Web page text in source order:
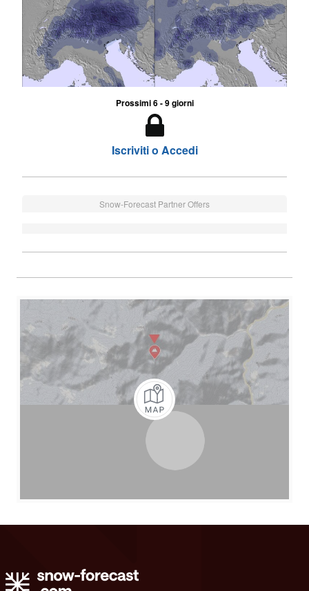
Prossimi 6 - 9 giorni
Iscriviti o Accedi
Snow-Forecast Partner Offers